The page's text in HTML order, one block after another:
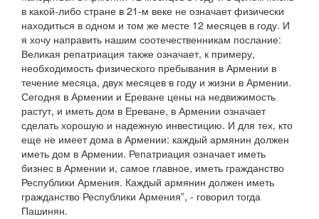
в какой-либо стране в 21-м веке не означает физически
находиться в одном и том же месте 12 месяцев в году. И
я хочу направить нашим соотечественникам послание:
Великая репатриация также означает, к примеру,
необходимость физического пребывания в Армении в
течение месяца, двух месяцев в году и жизни в Армении.
Сегодня в Армении и Ереване цены на недвижимость
растут, и иметь дом в Ереване, в Армении означает
сделать хорошую и надежную инвестицию. И для тех, кто
еще не имеет дома в Армении: каждый армянин должен
иметь дом в Армении. Репатриация означает иметь
бизнес в Армении и, самое главное, иметь гражданство
Республики Армения. Каждый армянин должен иметь
гражданство Республики Армения”, - говорил тогда
Пашинян.